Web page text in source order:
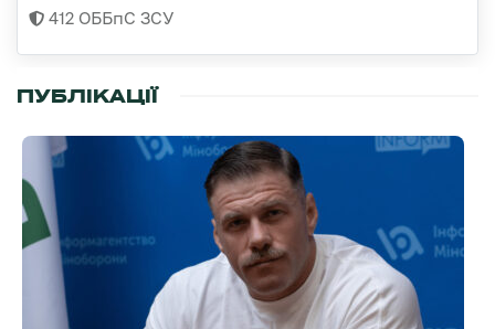
412 ОББпС ЗСУ
ПУБЛІКАЦІЇ